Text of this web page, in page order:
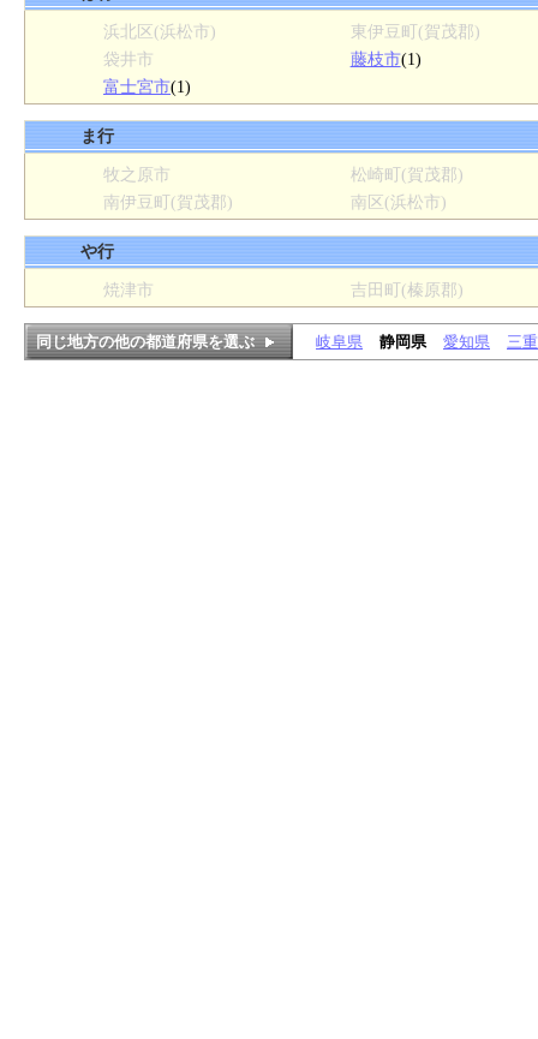
浜北区(浜松市)
東伊豆町(賀茂郡)
袋井市
藤枝市(1)
富士宮市(1)
ま行
牧之原市
松崎町(賀茂郡)
南伊豆町(賀茂郡)
南区(浜松市)
や行
焼津市
吉田町(榛原郡)
同じ地方の他の都道府県を選ぶ 岐阜県 静岡県 愛知県 三